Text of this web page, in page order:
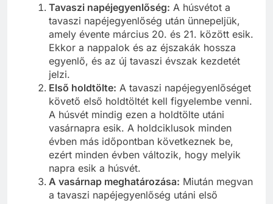
Tavaszi napéjegyenlőség: A húsvétot a
tavaszi napéjegyenlőség után ünnepeljük,
amely évente március 20. és 21. között esik.
Ekkor a nappalok és az éjszakák hossza
egyenlő, és az új tavaszi évszak kezdetét
jelzi.
Első holdtölte: A tavaszi napéjegyenlőséget
követő első holdtöltét kell figyelembe venni.
A húsvét mindig ezen a holdtölte utáni
vasárnapra esik. A holdciklusok minden
évben más időpontban következnek be,
ezért minden évben változik, hogy melyik
napra esik a húsvét.
A vasárnap meghatározása: Miután megvan
a tavaszi napéjegyenlőség utáni első